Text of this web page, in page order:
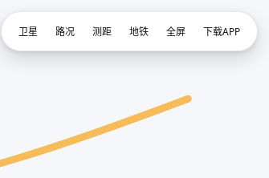
卫星 路况 测距 地铁 全屏 下载APP